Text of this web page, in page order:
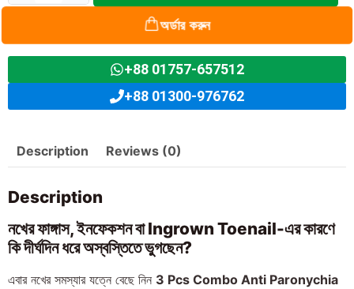
অর্ডার করুন
+88 01757-657512
+88 01300-976762
Description Reviews (0)
Description
নখের ফাঙ্গাস, ইনফেকশন বা Ingrown Toenail-এর কারণে
কি দীর্ঘদিন ধরে অস্বস্তিতে ভুগছেন?
এবার নখের সমস্যার যত্নে বেছে নিন 3 Pcs Combo Anti Paronychia